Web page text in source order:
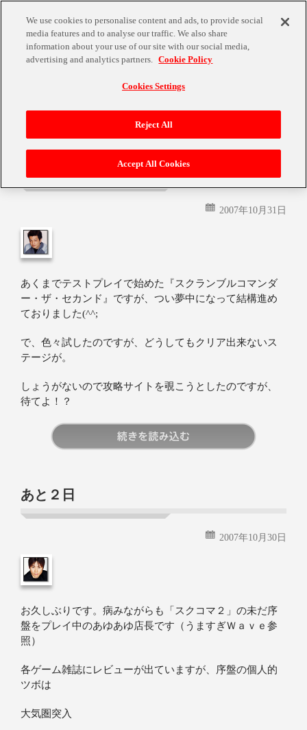
つい夢中になって
2007年10月31日
あくまでテストプレイで始めた『スクランブルコマンダ
ー・ザ・セカンド』ですが、つい夢中になって結構進め
ておりました(^^;
で、色々試したのですが、どうしてもクリア出来ないス
テージが。
しょうがないので攻略サイトを覗こうとしたのですが、
待てよ！？
あと２日
2007年10月30日
お久しぶりです。病みながらも「スクコマ２」の未だ序
盤をプレイ中のあゆあゆ店長です（うますぎＷａｖｅ参
照）
各ゲーム雑誌にレビューが出ていますが、序盤の個人的
ツボは
大気圏突入
We use cookies to personalise content and ads, to provide social
media features and to analyse our traffic. We also share
information about your use of our site with our social media,
advertising and analytics partners. Cookie Policy
Cookies Settings
Reject All
Accept All Cookies